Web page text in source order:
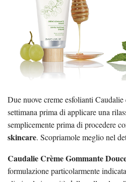
Due nuove creme esfolianti
settimana prima di applicare una
semplicemente prima di procedere
skincare. Scopriamole meglio nel
Caudalie Crème Gommante
formulazione particolarmente